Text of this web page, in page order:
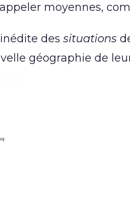
moyennes,
des situations
géographie de